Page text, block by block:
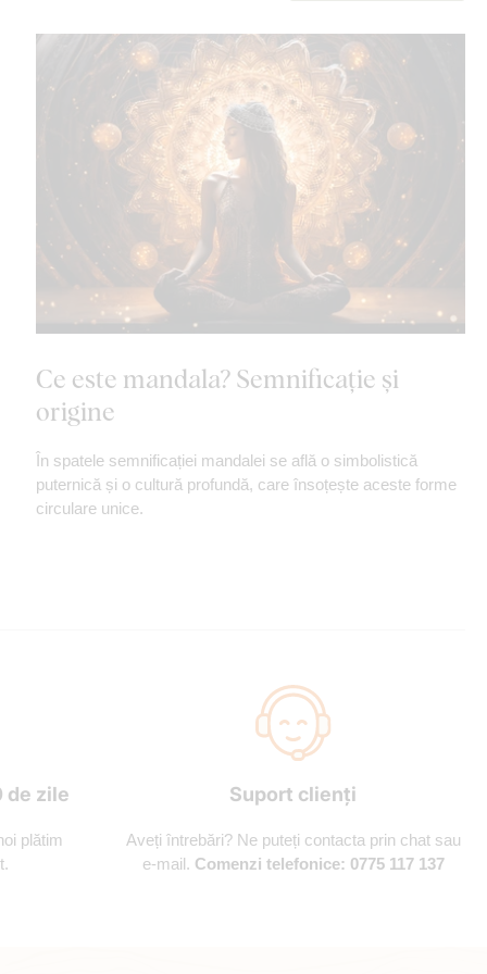
Ce este mandala? Semnificație și
origine
În spatele semnificației mandalei se află o simbolistică
puternică și o cultură profundă, care însoțește aceste forme
circulare unice.
de zile
plătim
Suport clienți
Aveți întrebări? Ne puteți contacta prin chat sau
e-mail. Comenzi telefonice: 0775 117 137